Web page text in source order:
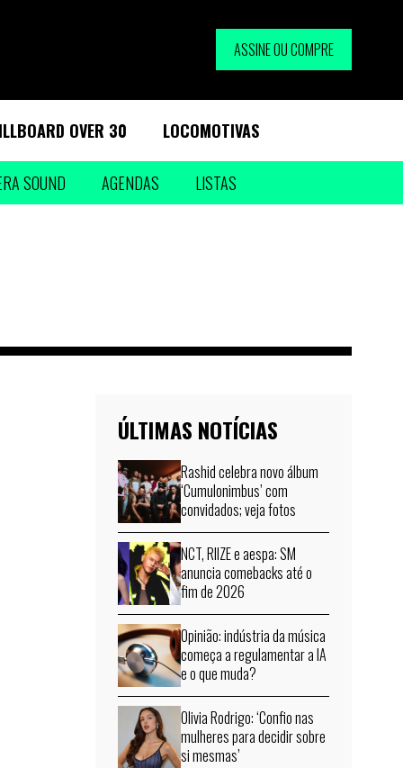
ASSINE OU COMPRE
OVER 30 LOCOMOTIVAS
SOUND AGENDAS LISTAS
ÚLTIMAS NOTÍCIAS
Rashid celebra novo álbum
‘Cumulonimbus’ com
convidados; veja fotos
NCT, RIIZE e aespa: SM
anuncia comebacks até o
fim de 2026
Opinião: indústria da música
começa a regulamentar a IA
e o que muda?
Olivia Rodrigo: ‘Confio nas
mulheres para decidir sobre
si mesmas’